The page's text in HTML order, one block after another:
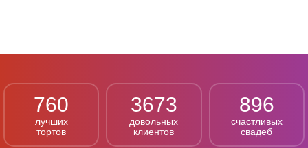
760
лучших
тортов
3673
довольных
клиентов
896
счастливых
свадеб